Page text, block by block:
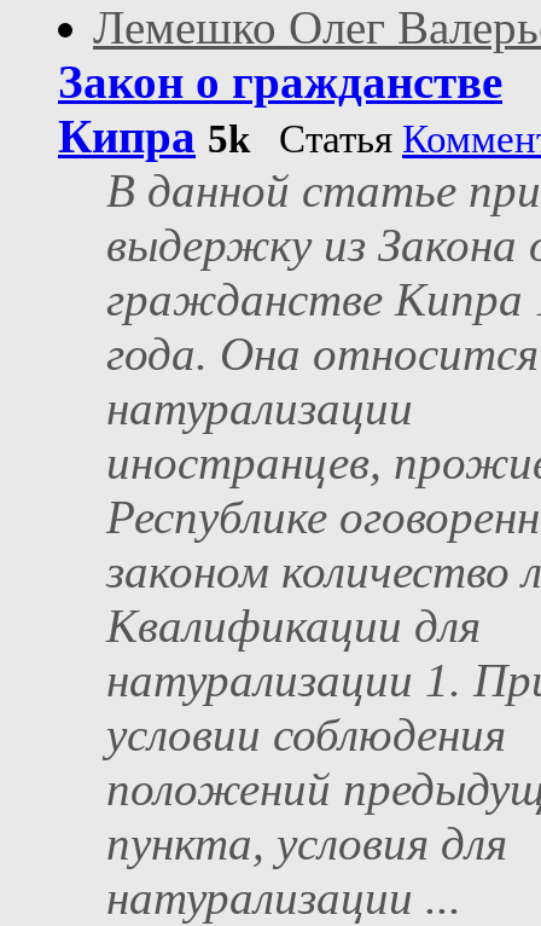
Лемешко Олег
Закон о гражданстве
Кипра 5kСтатья
В данной статье
выдержку из Закона
гражданстве Кипра
года. Она
натурализации
иностранцев,
Республике
законом количество
Квалификации для
натурализации 1.
условии соблюдения
положений
пункта, условия для
натурализации ...